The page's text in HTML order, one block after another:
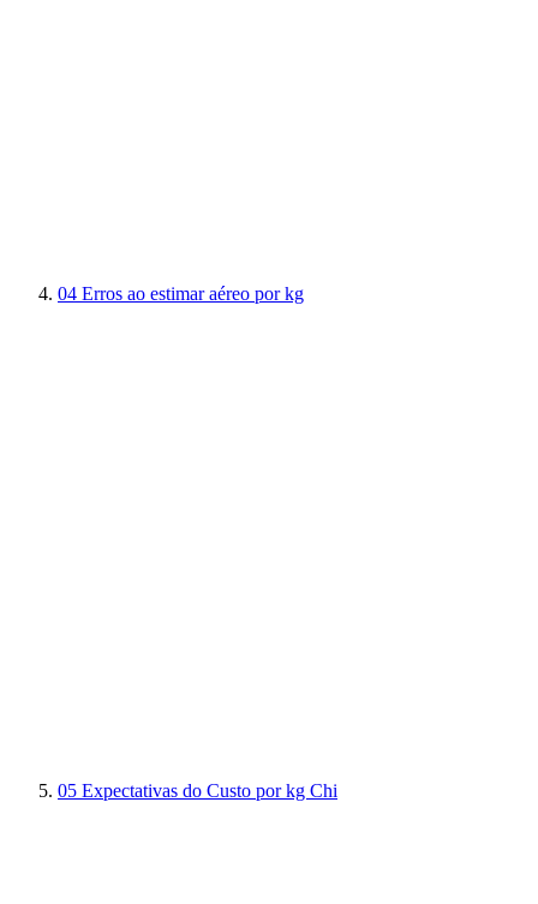
04 Erros ao estimar aéreo por kg
05 Expectativas do Custo por kg Chi